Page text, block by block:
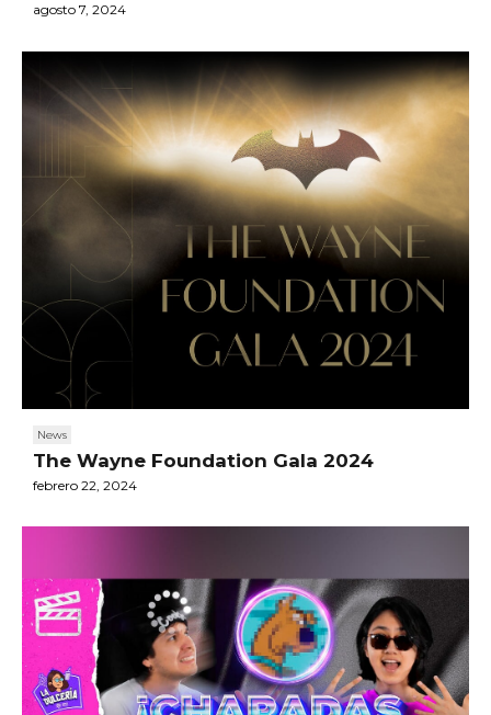
agosto 7, 2024
News
The Wayne Foundation Gala 2024
febrero 22, 2024